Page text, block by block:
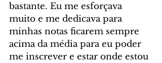
bastante. Eu me esforçava
muito e me dedicava para
minhas notas ficarem sempre
acima da média para eu poder
me inscrever e estar onde estou